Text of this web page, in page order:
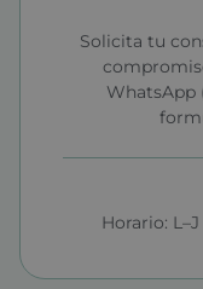
Solicita tu
WhatsApp
Horario: L–J